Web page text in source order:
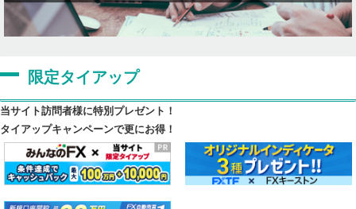
限定タイアップ
当サイト訪問者様に特別プレゼント！
タイアップキャンペーンで更にお得！